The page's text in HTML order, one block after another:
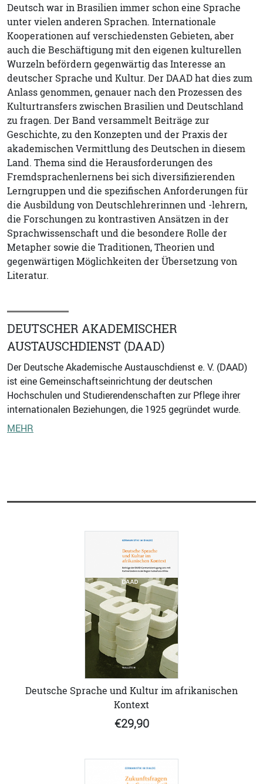
Deutsch war in Brasilien immer schon eine Sprache
unter vielen anderen Sprachen. Internationale
Kooperationen auf verschiedensten Gebieten, aber
auch die Beschäftigung mit den eigenen kulturellen
Wurzeln befördern gegenwärtig das Interesse an
deutscher Sprache und Kultur. Der DAAD hat dies zum
Anlass genommen, genauer nach den Prozessen des
Kulturtransfers zwischen Brasilien und Deutschland
zu fragen. Der Band versammelt Beiträge zur
Geschichte, zu den Konzepten und der Praxis der
akademischen Vermittlung des Deutschen in diesem
Land. Thema sind die Herausforderungen des
Fremdsprachenlernens bei sich diversifizierenden
Lerngruppen und die spezifischen Anforderungen für
die Ausbildung von Deutschlehrerinnen und -lehrern,
die Forschungen zu kontrastiven Ansätzen in der
Sprachwissenschaft und die besondere Rolle der
Metapher sowie die Traditionen, Theorien und
gegenwärtigen Möglichkeiten der Übersetzung von
Literatur.
DEUTSCHER AKADEMISCHER
AUSTAUSCHDIENST (DAAD)
Der Deutsche Akademische Austauschdienst e. V. (DAAD)
ist eine Gemeinschaftseinrichtung der deutschen
Hochschulen und Studierendenschaften zur Pflege ihrer
internationalen Beziehungen, die 1925 gegründet wurde.
MEHR
Deutsche Sprache und Kultur im afrikanischen
Kontext
€29,90